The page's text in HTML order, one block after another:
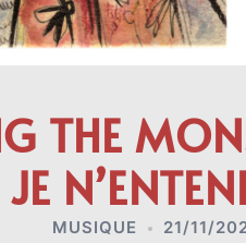
JE
MUSIQUE 21/11/